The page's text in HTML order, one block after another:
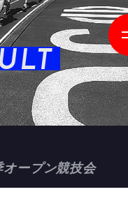
ープン競技会